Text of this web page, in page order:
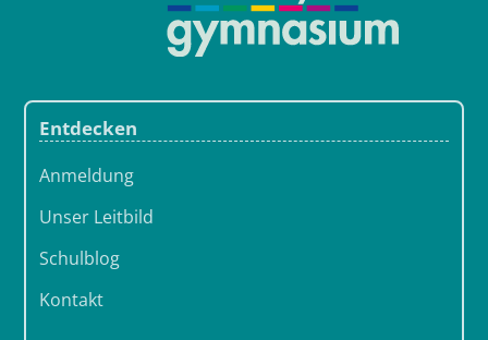
Entdecken
Anmeldung
Unser Leitbild
Schulblog
Kontakt